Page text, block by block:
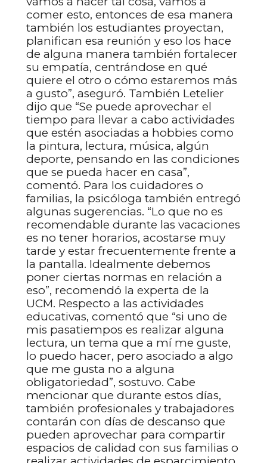
comer esto, entonces de esa manera
también los estudiantes proyectan,
planifican esa reunión y eso los hace
de alguna manera también fortalecer
su empatía, centrándose en qué
quiere el otro o cómo estaremos más
a gusto”, aseguró. También Letelier
dijo que “Se puede aprovechar el
tiempo para llevar a cabo actividades
que estén asociadas a hobbies como
la pintura, lectura, música, algún
deporte, pensando en las condiciones
que se pueda hacer en casa”,
comentó. Para los cuidadores o
familias, la psicóloga también entregó
algunas sugerencias. “Lo que no es
recomendable durante las vacaciones
es no tener horarios, acostarse muy
tarde y estar frecuentemente frente a
la pantalla. Idealmente debemos
poner ciertas normas en relación a
eso”, recomendó la experta de la
UCM. Respecto a las actividades
educativas, comentó que “si uno de
mis pasatiempos es realizar alguna
lectura, un tema que a mí me guste,
lo puedo hacer, pero asociado a algo
que me gusta no a alguna
obligatoriedad”, sostuvo. Cabe
mencionar que durante estos días,
también profesionales y trabajadores
contarán con días de descanso que
pueden aprovechar para compartir
espacios de calidad con sus familias o